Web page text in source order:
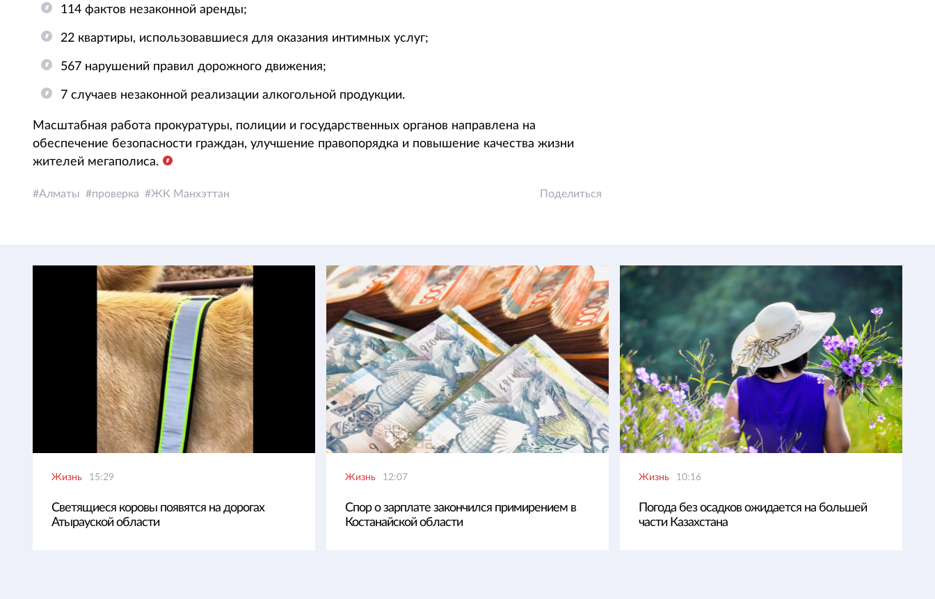
114 фактов незаконной аренды;
22 квартиры, использовавшиеся для оказания интимных услуг;
567 нарушений правил дорожного движения;
7 случаев незаконной реализации алкогольной продукции.
Масштабная работа прокуратуры, полиции и государственных органов направлена на
обеспечение безопасности граждан, улучшение правопорядка и повышение качества жизни
жителей мегаполиса.
Алматы проверка ЖК Манхэттан Поделиться
Жизнь 15:29
Светящиеся коровы появятся на дорогах
Атырауской области
Жизнь 12:07
Спор о зарплате закончился примирением в
Костанайской области
Жизнь 10:16
Погода без осадков ожидается на большей
части Казахстана